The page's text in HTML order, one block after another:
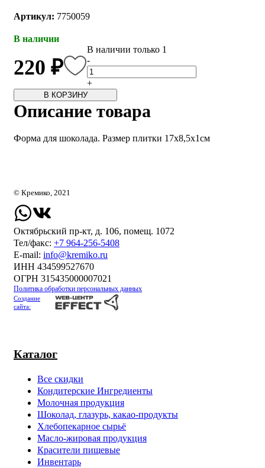
Артикул: 7750059
В наличии
220 ₽
В наличии только 1
-
+
В КОРЗИНУ
Описание товара
Форма для шоколада. Размер плитки 17х8,5х1см
Каталог
Все скидки
Кондитерские Ингредиенты
Молочная продукция
Шоколад, глазурь, какао-продукты
Хлебопекарное сырьё
Масло-жировая продукция
Красители пищевые
Инвентарь
© Кремико, 2021
Октябрьский пр-кт, д. 106, помещ. 1072
Тел/факс: +7 964-256-5408
Е-mail: info@kremiko.ru
ИНН 434599527670
ОГРН 315435000007021
Политика обработки персональных данных
Создание
сайта: